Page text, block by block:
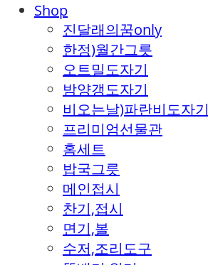
Shop
진달래의꿈only
한정)월간그릇
오트밀도자기
밤양갱도자기
비오는날)파란비도자기
프리미엄선물관
홈세트
밥국그릇
메인접시
찬기,접시
면기,볼
수저,조리도구